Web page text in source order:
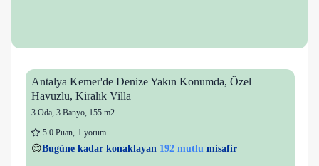
Antalya Kemer'de Denize Yakın Konumda, Özel
Havuzlu, Kiralık Villa
3 Oda, 3 Banyo, 155 m2
5.0 Puan, 1 yorum
👀Son 1 saatte35 kişigörüntüledi
3 kişi